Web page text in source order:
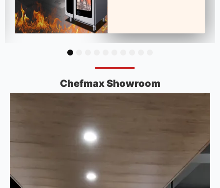
4
Chefmax Showroom